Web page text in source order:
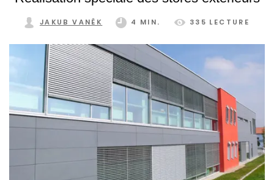
JAKUB VANĚK 4 MIN. 335 LECTURE